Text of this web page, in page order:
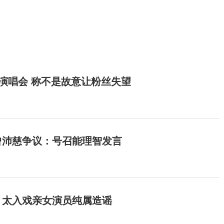
唱会 称不是故意让粉丝失望
慈争议：号召能理智发言
入戏亲女演员纯属造谣